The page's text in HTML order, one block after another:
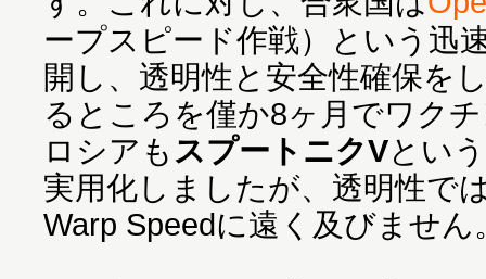
ープスピード作戦）という迅
開し、透明性と安全性確保を
るところを僅か8ヶ月でワク
ロシアもスプートニクVとい
実用化しましたが、透明性で
Warp Speedに遠く及びません